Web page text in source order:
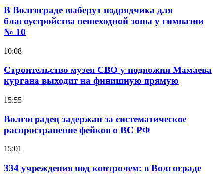
В Волгограде выберут подрядчика для
благоустройства пешеходной зоны у гимназии
№ 10
10:08
Строительство музея СВО у подножия Мамаева
кургана выходит на финишную прямую
15:55
Волгоградец задержан за систематическое
распространение фейков о ВС РФ
15:01
334 учреждения под контролем: в Волгограде